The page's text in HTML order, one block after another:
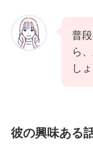
普
ら
しょ
彼の興味ある